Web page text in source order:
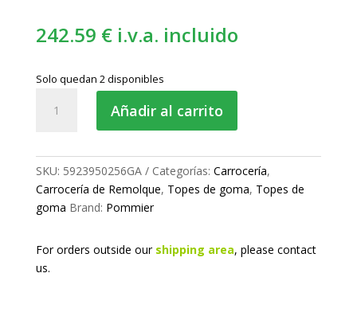
242.59 € i.v.a. incluido
Solo quedan 2 disponibles
Añadir al carrito
SKU: 5923950256GA Categorías: Carrocería,
Carrocería de Remolque, Topes de goma, Topes de
goma Brand: Pommier
For orders outside our shipping area, please contact
us.